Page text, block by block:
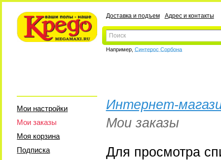
Доставка и подъем Адрес и контакты
Например, Синтерос Сорбона
Мои настройки
Мои заказы
Моя корзина
Подписка
Интернет-
Мои заказы
Для просмотра